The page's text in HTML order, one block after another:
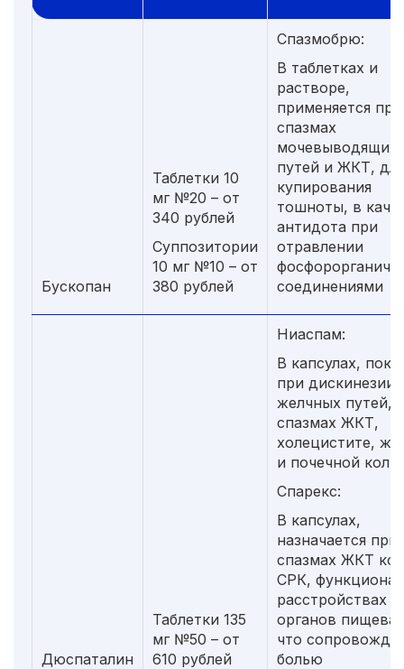
Бускопан
Таблетки 10
мг №20 – от
340 рублей
Суппозитории
10 мг №10 – от
380 рублей
Спазмобрю:
В таблетках и
растворе,
применяется при
спазмах
мочевыводящих
путей и ЖКТ, для
купирования
тошноты, в
антидота при
отравлении
соединениями
Дюспаталин
Таблетки 135
мг №50 – от
610 рублей
Ниаспам:
В капсулах,
при дискинезии
желчных путей,
спазмах ЖКТ,
холецистите,
и почечной
Спарекс:
В капсулах,
назначается при
спазмах ЖКТ
СРК,
расстройствах
органов
что
болью